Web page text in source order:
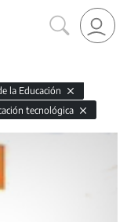
la Educación
tecnológica